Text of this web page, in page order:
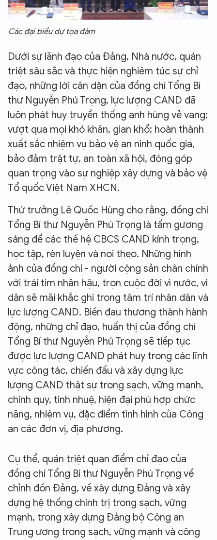
Các đại biểu dự tọa đàm
Dưới sự lãnh đạo của Đảng, Nhà nước, quán
triệt sâu sắc và thực hiện nghiêm túc sự chỉ
đạo, những lời căn dặn của đồng chí Tổng Bí
thư Nguyễn Phú Trọng, lực lượng CAND đã
luôn phát huy truyền thống anh hùng vẻ vang;
vượt qua mọi khó khăn, gian khổ; hoàn thành
xuất sắc nhiệm vụ bảo vệ an ninh quốc gia,
bảo đảm trật tự, an toàn xã hội, đóng góp
quan trọng vào sự nghiệp xây dựng và bảo vệ
Tổ quốc Việt Nam XHCN.
Thứ trưởng Lê Quốc Hùng cho rằng, đồng chí
Tổng Bí thư Nguyễn Phú Trọng là tấm gương
sáng để các thế hệ CBCS CAND kính trọng,
học tập, rèn luyện và noi theo. Những hình
ảnh của đồng chí - người cộng sản chân chính
với trái tim nhân hậu, trọn cuộc đời vì nước, vì
dân sẽ mãi khắc ghi trong tâm trí nhân dân và
lực lượng CAND. Biến đau thương thành hành
động, những chỉ đạo, huấn thị của đồng chí
Tổng Bí thư Nguyễn Phú Trọng sẽ tiếp tục
được lực lượng CAND phát huy trong các lĩnh
vực công tác, chiến đấu và xây dựng lực
lượng CAND thật sự trong sạch, vững mạnh,
chính quy, tinh nhuệ, hiện đại phù hợp chức
năng, nhiệm vụ, đặc điểm tình hình của Công
an các đơn vị, địa phương.
Cụ thể, quán triệt quan điểm chỉ đạo của
đồng chí Tổng Bí thư Nguyễn Phú Trọng về
chỉnh đốn Đảng, về xây dựng Đảng và xây
dựng hệ thống chính trị trong sạch, vững
mạnh, trong xây dựng Đảng bộ Công an
Trung ương trong sạch, vững mạnh và công
XIN CHÀO,
TÔI LÀ CHATBOT CỦA
Hãy hỏi tôi bất kỳ điều gì bạn cần biết về